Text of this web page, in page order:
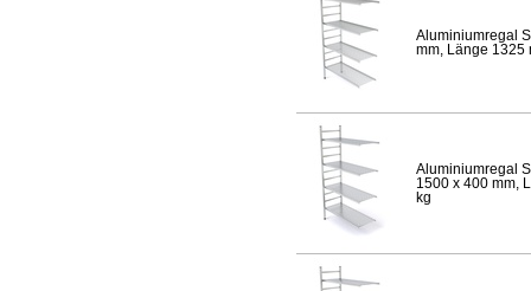
Aluminiumregal
mm, Länge 1325
Aluminiumregal
1500 x 400 mm,
kg